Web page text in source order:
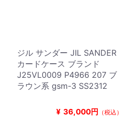
ジル サンダー JIL SANDER
カードケース ブランド
J25VL0009 P4966 207 ブ
ラウン系 gsm-3 SS2312
¥ 36,000円 （税込）